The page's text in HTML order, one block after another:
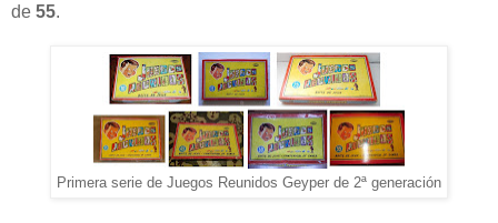
de 55.
Primera serie de Juegos Reunidos Geyper de 2ª generación